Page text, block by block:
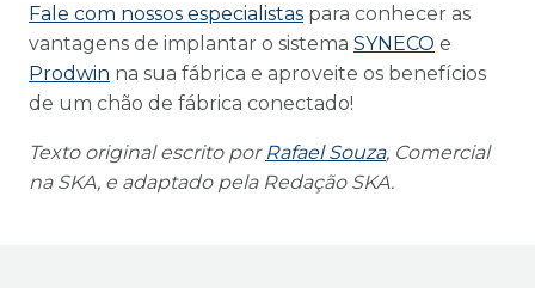
Fale com nossos especialistas para conhecer as
vantagens de implantar o sistema SYNECO e
Prodwin na sua fábrica e aproveite os benefícios
de um chão de fábrica conectado!
Texto original escrito por RafaelSouza, Comercial
na SKA, e adaptado pela Redação SKA.